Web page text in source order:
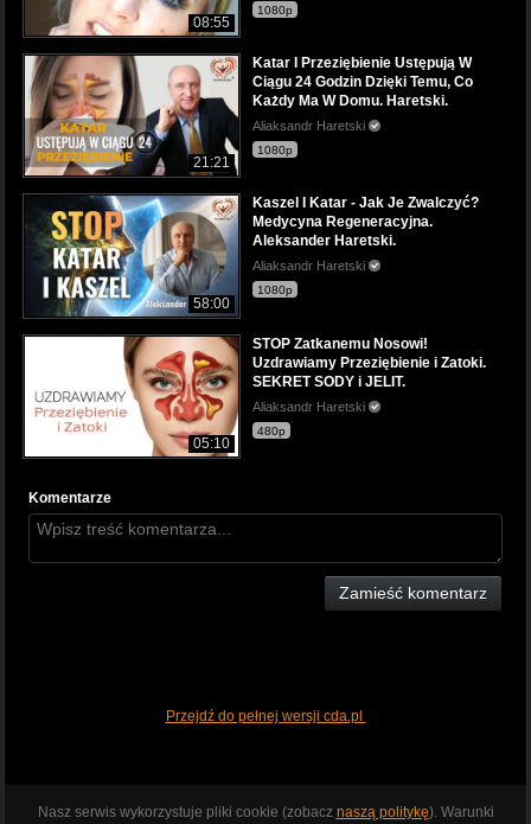
08:55
1080p
21:21
Katar I Przeziębienie Ustępują W
Ciągu 24 Godzin Dzięki Temu, Co
Każdy Ma W Domu. Haretski.
Aliaksandr Haretski
1080p
58:00
Kaszel I Katar - Jak Je Zwalczyć?
Medycyna Regeneracyjna.
Aleksander Haretski.
Aliaksandr Haretski
1080p
05:10
STOP Zatkanemu Nosowi!
Uzdrawiamy Przeziębienie i Zatoki.
SEKRET SODY i JELIT.
Aliaksandr Haretski
480p
Komentarze
Zamieść komentarz
Przejdź do pełnej wersji cda.pl
Nasz serwis wykorzystuje pliki cookie (zobacz naszą politykę). Warunki